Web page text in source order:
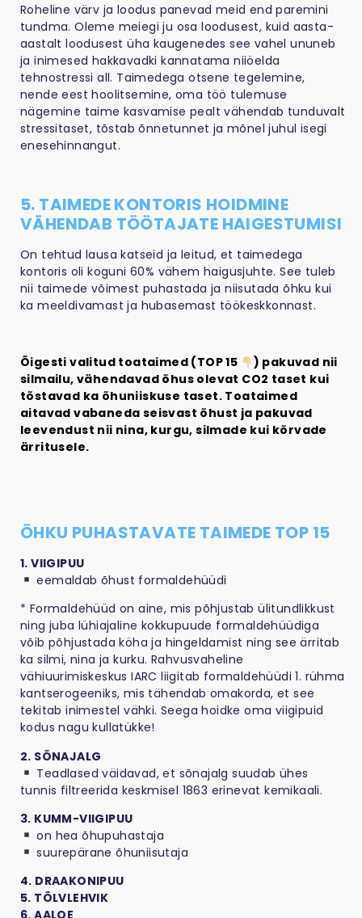
Roheline värv ja loodus panevad meid end paremini
tundma. Oleme meiegi ju osa loodusest, kuid aasta-
aastalt loodusest üha kaugenedes see vahel ununeb
ja inimesed hakkavadki kannatama niiöelda
tehnostressi all. Taimedega otsene tegelemine,
nende eest hoolitsemine, oma töö tulemuse
nägemine taime kasvamise pealt vähendab tunduvalt
stressitaset, tõstab õnnetunnet ja mõnel juhul isegi
enesehinnangut.
5. TAIMEDE KONTORIS HOIDMINE
VÄHENDAB TÖÖTAJATE HAIGESTUMISI
On tehtud lausa katseid ja leitud, et taimedega
kontoris oli koguni 60% vähem haigusjuhte. See tuleb
nii taimede võimest puhastada ja niisutada õhku kui
ka meeldivamast ja hubasemast töökeskkonnast.
Õigesti valitud toataimed (TOP 15
) pakuvad nii
silmailu, vähendavad õhus olevat CO2 taset kui
tõstavad ka õhuniiskuse taset. Toataimed
aitavad vabaneda seisvast õhust ja pakuvad
leevendust nii nina, kurgu, silmade kui kõrvade
ärritusele.
ÕHKU PUHASTAVATE TAIMEDE TOP 15
1. VIIGIPUU
eemaldab õhust formaldehüüdi
* Formaldehüüd on aine, mis põhjustab ülitundlikkust
ning juba lühiajaline kokkupuude formaldehüüdiga
võib põhjustada köha ja hingeldamist ning see ärritab
ka silmi, nina ja kurku. Rahvusvaheline
vähiuurimiskeskus IARC liigitab formaldehüüdi 1. rühma
kantserogeeniks, mis tähendab omakorda, et see
tekitab inimestel vähki. Seega hoidke oma viigipuid
kodus nagu kullatükke!
2. SÕNAJALG
Teadlased väidavad, et sõnajalg suudab ühes
tunnis filtreerida keskmisel 1863 erinevat kemikaali.
3. KUMM-VIIGIPUU
on hea õhupuhastaja
suurepärane õhuniisutaja
4. DRAAKONIPUU
5. TÕLVLEHVIK